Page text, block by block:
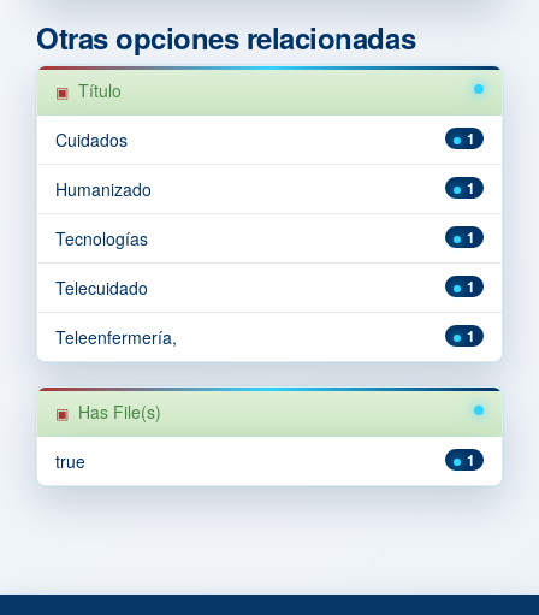
Otras opciones relacionadas
Título
1
Cuidados
1
Humanizado
1
Tecnologías
1
Telecuidado
1
Teleenfermería,
Has File(s)
1
true